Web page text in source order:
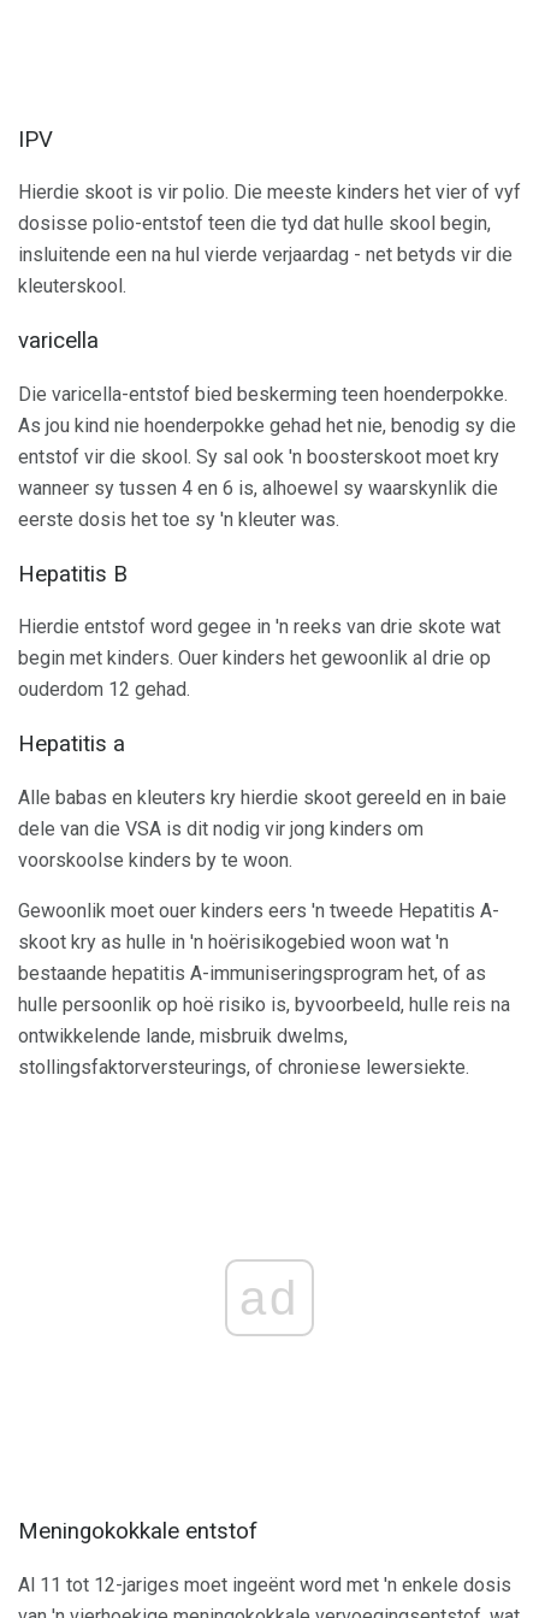
IPV
Hierdie skoot is vir polio. Die meeste kinders het vier of vyf
dosisse polio-entstof teen die tyd dat hulle skool begin,
insluitende een na hul vierde verjaardag - net betyds vir die
kleuterskool.
varicella
Die varicella-entstof bied beskerming teen hoenderpokke.
As jou kind nie hoenderpokke gehad het nie, benodig sy die
entstof vir die skool. Sy sal ook 'n boosterskoot moet kry
wanneer sy tussen 4 en 6 is, alhoewel sy waarskynlik die
eerste dosis het toe sy 'n kleuter was.
Hepatitis B
Hierdie entstof word gegee in 'n reeks van drie skote wat
begin met kinders. Ouer kinders het gewoonlik al drie op
ouderdom 12 gehad.
Hepatitis a
Alle babas en kleuters kry hierdie skoot gereeld en in baie
dele van die VSA is dit nodig vir jong kinders om
voorskoolse kinders by te woon.
Gewoonlik moet ouer kinders eers 'n tweede Hepatitis A-
skoot kry as hulle in 'n hoërisikogebied woon wat 'n
bestaande hepatitis A-immuniseringsprogram het, of as
hulle persoonlik op hoë risiko is, byvoorbeeld, hulle reis na
ontwikkelende lande, misbruik dwelms,
stollingsfaktorversteurings, of chroniese lewersiekte.
ad
Meningokokkale entstof
Al 11 tot 12-jariges moet ingeënt word met 'n enkele dosis